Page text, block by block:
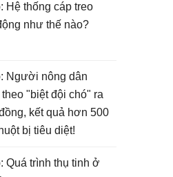
Hệ thống cáp treo
như thế nào?
Người nông dân
theo "biệt đội chó" ra
kết quả hơn 500
bị tiêu diệt!
Quá trình thụ tinh ở